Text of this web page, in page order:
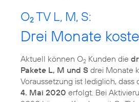
O2 TV L, M, S:
Drei Monate
Aktuell können O2 Kunden die
Pakete L, M und S drei Monate
Voraussetzung ist lediglich, dass
4. Mai 2020 erfolgt. Bei